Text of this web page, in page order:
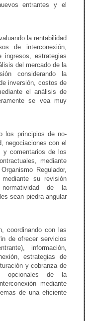
entrantes y el
la rentabilidad
de interconexión,
ingresos, estrategias
del mercado de la
considerando la
inversión, costos de
el análisis de
se vea muy
los principios de no-
negociaciones con el
y comentarios de los
mediante
Regulador,
su revisión
de la
sean piedra angular
coordinando con las
de ofrecer servicios
información,
estrategias de
y cobranza de
opcionales de la
mediante
de una eficiente